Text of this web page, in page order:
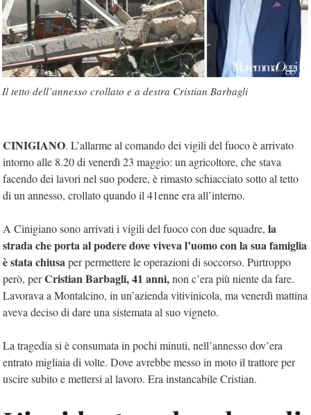
Il tetto dell’annesso crollato e a destra Cristian Barbagli
CINIGIANO. L’allarme al comando dei vigili del fuoco è arrivato
intorno alle 8.20 di venerdì 23 maggio: un agricoltore, che stava
facendo dei lavori nel suo podere, è rimasto schiacciato sotto al tetto
di un annesso, crollato quando il 41enne era all’interno.
A Cinigiano sono arrivati i vigili del fuoco con due squadre, la
strada che porta al podere dove viveva l’uomo con la sua famiglia
è stata chiusaper permettere le operazioni di soccorso. Purtroppo
però, perCristian Barbagli, 41 anni,non c’era più niente da fare.
Lavorava a Montalcino, in un’azienda vitivinicola, ma venerdì mattina
aveva deciso di dare una sistemata al suo vigneto.
La tragedia si è consumata in pochi minuti, nell’annesso dov’era
entrato migliaia di volte. Dove avrebbe messo in moto il trattore per
uscire subito e mettersi al lavoro. Era instancabile Cristian.